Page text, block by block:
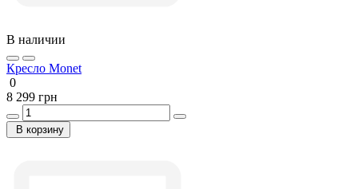
В наличии
Кресло Monet
0
8 299 грн
В корзину